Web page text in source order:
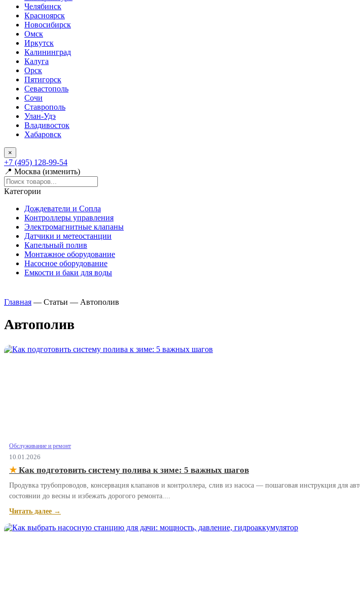
Челябинск
Красноярск
Новосибирск
Омск
Иркутск
Калининград
Калуга
Орск
Пятигорск
Севастополь
Сочи
Ставрополь
Улан-Удэ
Владивосток
Хабаровск
×
+7 (495) 128-99-54
📍 Москва (изменить)
Категории
Дождеватели и Сопла
Контроллеры управления
Электромагнитные клапаны
Датчики и метеостанции
Капельный полив
Монтажное оборудование
Насосное оборудование
Емкости и баки для воды
Главная — Статьи — Автополив
Автополив
Обслуживание и ремонт
10.01.2026
★ Как подготовить систему полива к зиме: 5 важных шагов
Продувка трубопроводов, консервация клапанов и контроллера, слив из насоса — пошаговая инструкция для
состоянии до весны и избежать дорогого ремонта....
Читать далее →